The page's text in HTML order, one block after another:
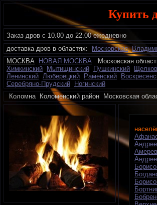
Купить
Заказ дров с 10.00 до 22.00 ежедневно
доставка дров в областях:
Московская
МОСКВА
НОВАЯ МОСКВА Московская
Химкинский
Мытищинский Пушкинский
Ленинский Люберецкий Раменский
Серебряно-Прудский
Ногинский
Коломна Коломенский район